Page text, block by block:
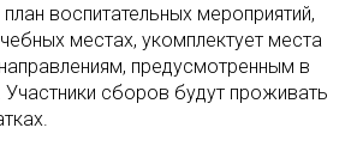
воспитательных мероприятий,
местах, укомплектует места
предусмотренным в
Участники сборов будут проживать